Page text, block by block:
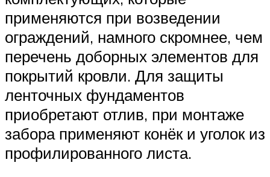
применяются при возведении
ограждений, намного скромнее, чем
перечень доборных элементов для
покрытий кровли. Для защиты
ленточных фундаментов
приобретают отлив, при монтаже
забора применяют конёк и уголок из
профилированного листа.